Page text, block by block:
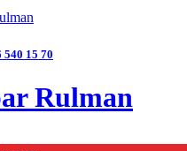
540 15 70